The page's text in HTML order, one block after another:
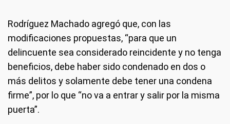
Rodríguez Machado agregó que, con las
modificaciones propuestas, “para que un
delincuente sea considerado reincidente y no tenga
beneficios, debe haber sido condenado en dos o
más delitos y solamente debe tener una condena
firme”, por lo que “no va a entrar y salir por la misma
puerta”.